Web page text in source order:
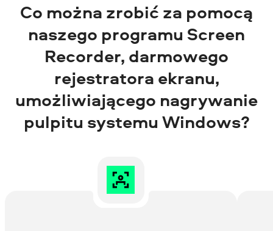
Co można zrobić za pomocą
naszego programu Screen
Recorder, darmowego
rejestratora ekranu,
umożliwiającego nagrywanie
pulpitu systemu Windows?